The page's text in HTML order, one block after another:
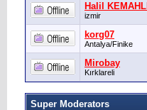
Halil KEMAHLI
izmir
korg07
Antalya/Finike
Mirobay
Kırklareli
Super Moderators